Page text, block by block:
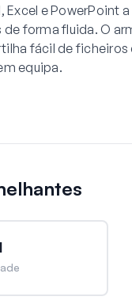
e PowerPoint
forma fluida. O
fácil de
equipa.